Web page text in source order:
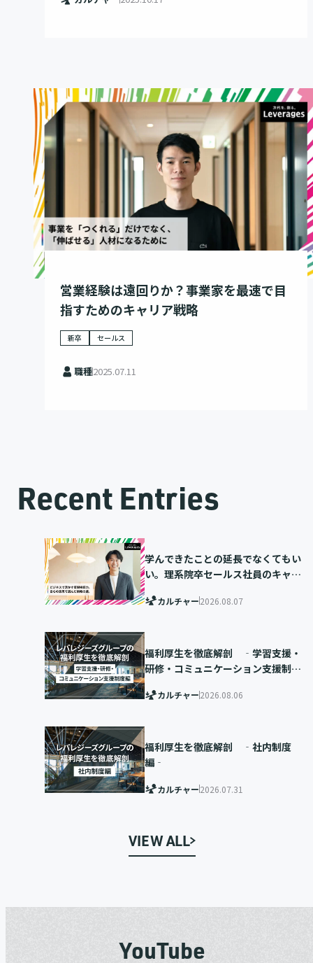
営業経験は遠回りか？事業家を最速で目
指すためのキャリア戦略
新卒 セールス
職種2025.07.11
Recent Entries
学んできたことの延長でなくてもい
い。理系院卒セールス社員のキャリ
カルチャー2026.08.07
福利厚生を徹底解剖 ‐学習支援・
研修・コミュニケーション支援制度
カルチャー2026.08.06
福利厚生を徹底解剖 ‐社内制度
編‐
カルチャー2026.07.31
VIEW ALL
YouTube